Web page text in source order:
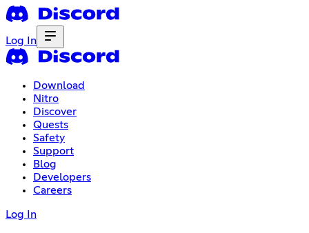
Log In
Download
Nitro
Discover
Quests
Safety
Support
Blog
Developers
Careers
Log In